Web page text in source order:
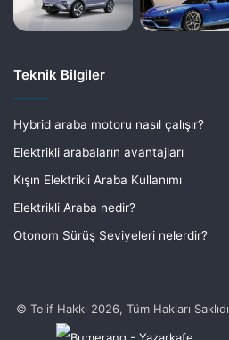
Teknik Bilgiler
Hybrid araba motoru nasıl çalışır?
Elektrikli arabaların avantajları
Kışın Elektrikli Araba Kullanımı
Elektrikli Araba nedir?
Otonom Sürüş Seviyeleri nelerdir?
© Telif Hakkı 2026, Tüm Hakları